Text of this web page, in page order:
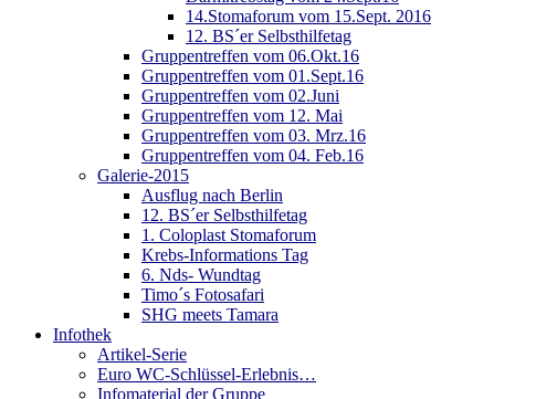
14.Stomaforum vom 15.Sept. 2016
12. BS´er Selbsthilfetag
Gruppentreffen vom 06.Okt.16
Gruppentreffen vom 01.Sept.16
Gruppentreffen vom 02.Juni
Gruppentreffen vom 12. Mai
Gruppentreffen vom 03. Mrz.16
Gruppentreffen vom 04. Feb.16
Galerie-2015
Ausflug nach Berlin
12. BS´er Selbsthilfetag
1. Coloplast Stomaforum
Krebs-Informations Tag
6. Nds- Wundtag
Timo´s Fotosafari
SHG meets Tamara
Infothek
Artikel-Serie
Euro WC-Schlüssel-Erlebnis…
Infomaterial der Gruppe